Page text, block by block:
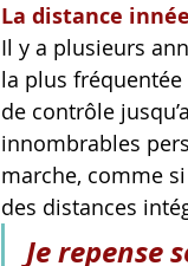
La distance
Il y a plusieurs
la plus
de contrôle
innombrables
marche, comme
des distances
Je repense